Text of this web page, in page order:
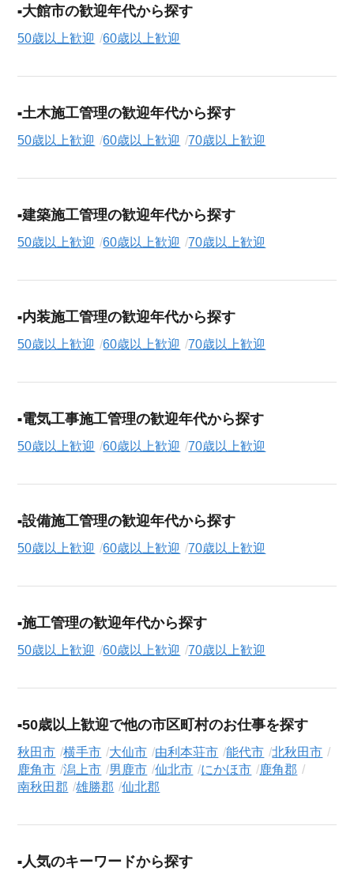
大館市の歓迎年代から探す
50歳以上歓迎 60歳以上歓迎
土木施工管理の歓迎年代から探す
50歳以上歓迎 60歳以上歓迎 70歳以上歓迎
建築施工管理の歓迎年代から探す
50歳以上歓迎 60歳以上歓迎 70歳以上歓迎
内装施工管理の歓迎年代から探す
50歳以上歓迎 60歳以上歓迎 70歳以上歓迎
電気工事施工管理の歓迎年代から探す
50歳以上歓迎 60歳以上歓迎 70歳以上歓迎
設備施工管理の歓迎年代から探す
50歳以上歓迎 60歳以上歓迎 70歳以上歓迎
施工管理の歓迎年代から探す
50歳以上歓迎 60歳以上歓迎 70歳以上歓迎
50歳以上歓迎で他の市区町村のお仕事を探す
秋田市 横手市 大仙市 由利本荘市 能代市
北秋田市
鹿角市
潟上市 男鹿市 仙北市 にかほ市
鹿角郡
南秋田郡
雄勝郡 仙北郡
人気のキーワードから探す